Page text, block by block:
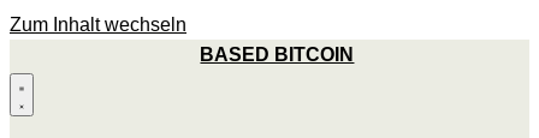
Zum Inhalt wechseln
BASED BITCOIN